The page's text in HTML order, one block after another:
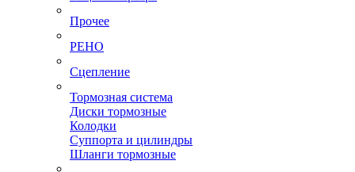
Прочее
РЕНО
Сцепление
Тормозная система
Диски тормозные
Колодки
Суппорта и цилиндры
Шланги тормозные